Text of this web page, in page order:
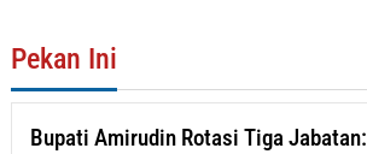
Pekan Ini
Bupati Amirudin Rotasi Tiga Jabatan: